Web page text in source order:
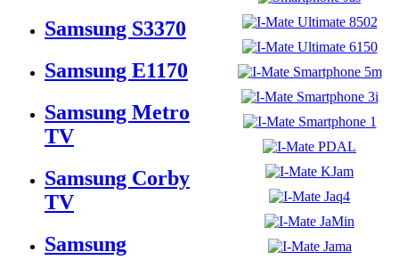
Samsung S3370
Samsung E1170
Samsung Metro
TV
Samsung Corby
TV
Samsung